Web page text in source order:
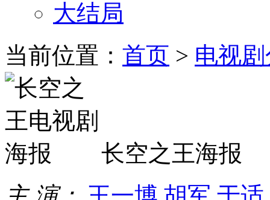
大结局
当前位置： 首页 > 电视
长空之王海报